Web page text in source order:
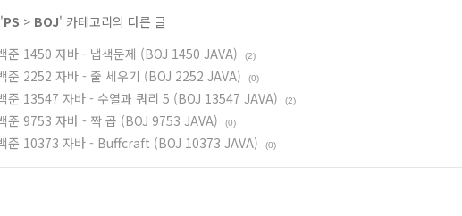
'PS > BOJ' 카테고리의 다른 글
준 1450 자바 - 냅색문제 (BOJ 1450 JAVA)
(2)
준 2252 자바 - 줄 세우기 (BOJ 2252 JAVA) (0)
준 13547 자바 - 수열과 쿼리 5 (BOJ 13547 JAVA) (2)
준 9753 자바 - 짝 곱 (BOJ 9753 JAVA) (0)
준 10373 자바 - Buffcraft (BOJ 10373 JAVA) (0)